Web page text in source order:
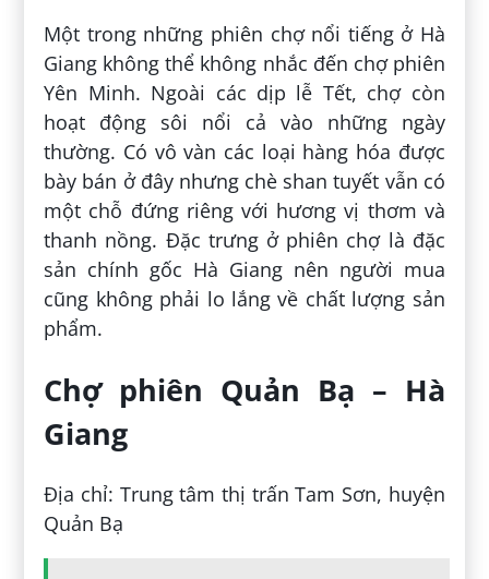
Một trong những phiên chợ nổi tiếng ở Hà
Giang không thể không nhắc đến chợ phiên
Yên Minh. Ngoài các dịp lễ Tết, chợ còn
hoạt động sôi nổi cả vào những ngày
thường. Có vô vàn các loại hàng hóa được
bày bán ở đây nhưng chè shan tuyết vẫn có
một chỗ đứng riêng với hương vị thơm và
thanh nồng. Đặc trưng ở phiên chợ là đặc
sản chính gốc Hà Giang nên người mua
cũng không phải lo lắng về chất lượng sản
phẩm.
Chợ phiên Quản Bạ – Hà
Giang
Địa chỉ: Trung tâm thị trấn Tam Sơn, huyện
Quản Bạ